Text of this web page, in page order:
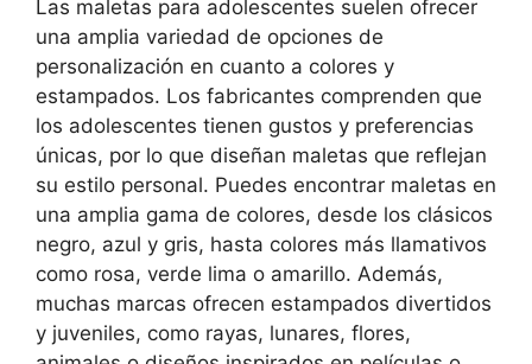
Las maletas para adolescentes suelen ofrecer
una amplia variedad de opciones de
personalización en cuanto a colores y
estampados. Los fabricantes comprenden que
los adolescentes tienen gustos y preferencias
únicas, por lo que diseñan maletas que reflejan
su estilo personal. Puedes encontrar maletas en
una amplia gama de colores, desde los clásicos
negro, azul y gris, hasta colores más llamativos
como rosa, verde lima o amarillo. Además,
muchas marcas ofrecen estampados divertidos
y juveniles, como rayas, lunares, flores,